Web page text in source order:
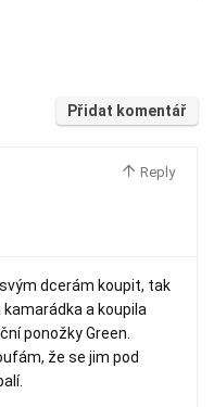
Přidat komentář
Reply
dcerám koupit, tak
a koupila
ponožky Green.
že se jim pod